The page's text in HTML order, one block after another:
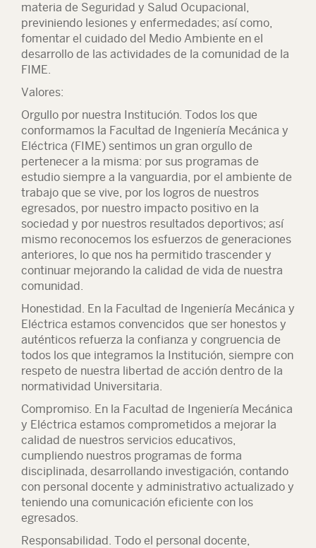
materia de Seguridad y Salud Ocupacional,
previniendo lesiones y enfermedades; así como,
fomentar el cuidado del Medio Ambiente en el
desarrollo de las actividades de la comunidad de la
FIME.
Valores:
Orgullo por nuestra Institución. Todos los que
conformamos la Facultad de Ingeniería Mecánica y
Eléctrica (FIME) sentimos un gran orgullo de
pertenecer a la misma: por sus programas de
estudio siempre a la vanguardia, por el ambiente de
trabajo que se vive, por los logros de nuestros
egresados, por nuestro impacto positivo en la
sociedad y por nuestros resultados deportivos; así
mismo reconocemos los esfuerzos de generaciones
anteriores, lo que nos ha permitido trascender y
continuar mejorando la calidad de vida de nuestra
comunidad.
Honestidad. En la Facultad de Ingeniería Mecánica y
Eléctrica estamos convencidos que ser honestos y
auténticos refuerza la confianza y congruencia de
todos los que integramos la Institución, siempre con
respeto de nuestra libertad de acción dentro de la
normatividad Universitaria.
Compromiso. En la Facultad de Ingeniería Mecánica
y Eléctrica estamos comprometidos a mejorar la
calidad de nuestros servicios educativos,
cumpliendo nuestros programas de forma
disciplinada, desarrollando investigación, contando
con personal docente y administrativo actualizado y
teniendo una comunicación eficiente con los
egresados.
Responsabilidad. Todo el personal docente,